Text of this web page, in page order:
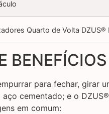
Quarto de Volta
BENEFÍCIOS
para fechar,
cementado; e o
em comum: